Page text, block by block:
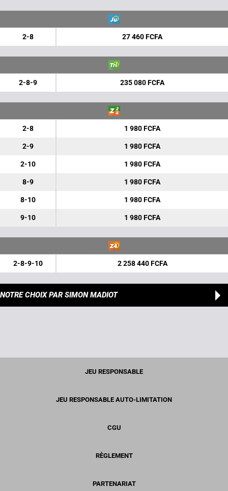
2-8 27 460 FCFA
2-8-9 235 080 FCFA
2-8 1 980 FCFA
2-9 1 980 FCFA
2-10 1 980 FCFA
8-9 1 980 FCFA
8-10 1 980 FCFA
9-10 1 980 FCFA
2-8-9-10 2 258 440 FCFA
NOTRE CHOIX PAR SIMON MADIOT
JEU RESPONSABLE
JEU RESPONSABLE AUTO-LIMITATION
CGU
RÈGLEMENT
PARTENARIAT